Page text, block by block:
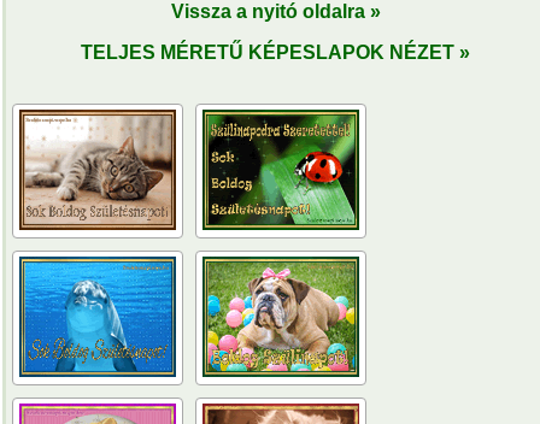
Vissza a nyitó oldalra »
TELJES MÉRETŰ KÉPESLAPOK NÉZET »